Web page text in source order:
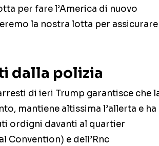
per fare l’America di nuovo
la nostra lotta per assicurare
dalla polizia
di ieri Trump garantisce che
mantiene altissima l’allerta e ha
ordigni davanti al quartier
Convention) e dell’Rnc